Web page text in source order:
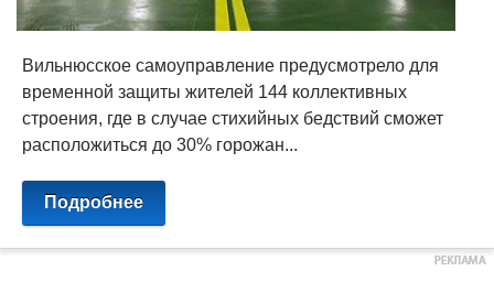
Вильнюсское самоуправление предусмотрело для
временной защиты жителей 144 коллективных
строения, где в случае стихийных бедствий сможет
расположиться до 30% горожан...
Подробнее